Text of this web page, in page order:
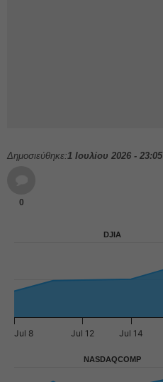
Δημοσιεύθηκε:1 Ιουλίου 2026 - 23:05
0
DJIA
Jul 8 Jul 12 Jul 14
NASDAQCOMP